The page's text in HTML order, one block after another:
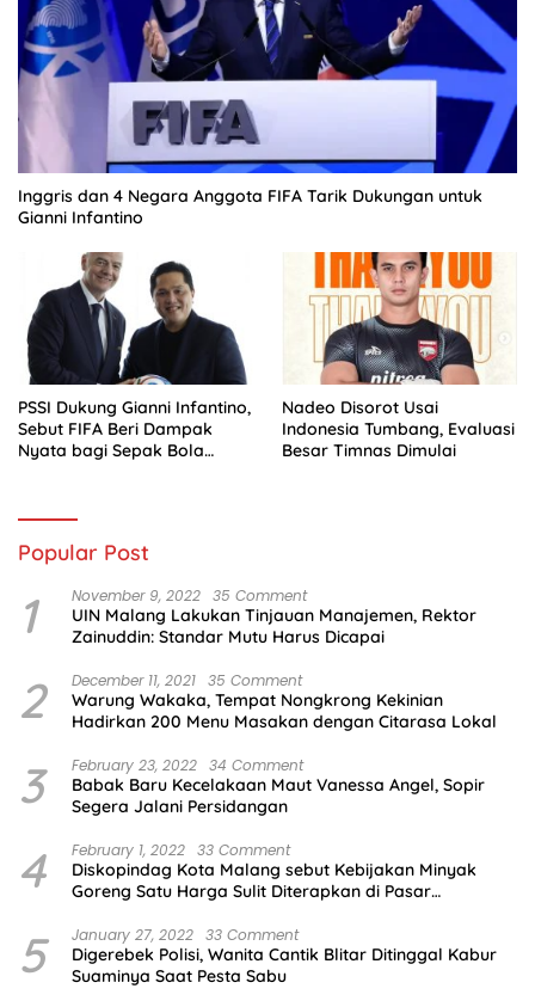
Inggris dan 4 Negara Anggota FIFA Tarik Dukungan untuk
Gianni Infantino
PSSI Dukung Gianni Infantino,
Sebut FIFA Beri Dampak
Nyata bagi Sepak Bola
Nadeo Disorot Usai
Indonesia Tumbang, Evaluasi
Besar Timnas Dimulai
Popular Post
1 November 9, 2022 35 Comment
UIN Malang Lakukan Tinjauan Manajemen, Rektor
Zainuddin: Standar Mutu Harus Dicapai
2 December 11, 2021 35 Comment
Warung Wakaka, Tempat Nongkrong Kekinian
Hadirkan 200 Menu Masakan dengan Citarasa Lokal
3 February 23, 2022 34 Comment
Babak Baru Kecelakaan Maut Vanessa Angel, Sopir
Segera Jalani Persidangan
4 February 1, 2022 33 Comment
Diskopindag Kota Malang sebut Kebijakan Minyak
Goreng Satu Harga Sulit Diterapkan di Pasar
5 January 27, 2022 33 Comment
Digerebek Polisi, Wanita Cantik Blitar Ditinggal Kabur
Suaminya Saat Pesta Sabu